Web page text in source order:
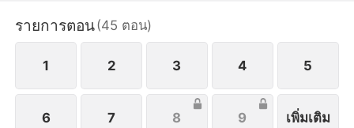
ไม่?
รายการตอน(45 ตอน)
1 2 3 4 5
6 7 8 9 เพิ่มเติม